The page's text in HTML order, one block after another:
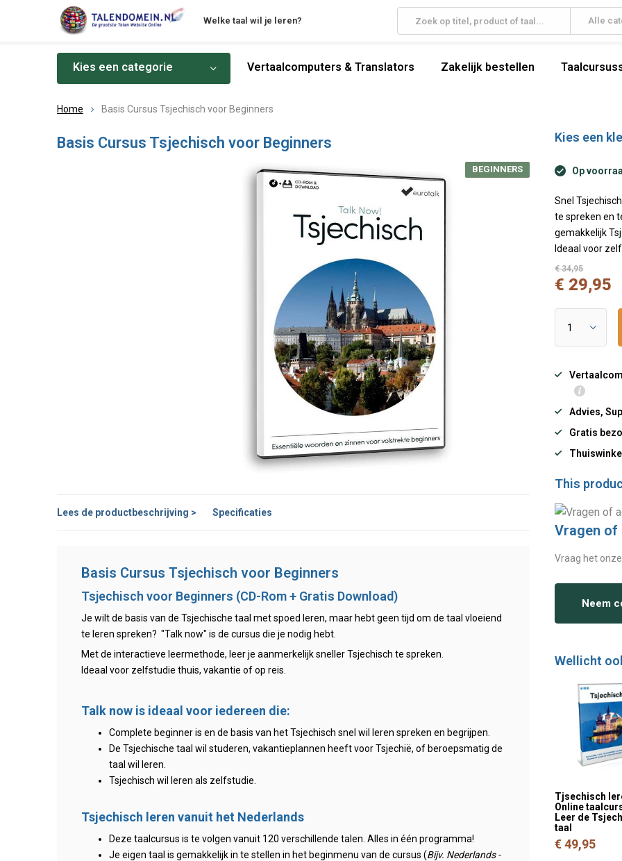
Welke taal wil je leren? Alle
Kies een categorie Vertaalcomputers & Translators Zakelijk bestellen
Home Basis Cursus Tsjechisch voor Beginners
Basis Cursus Tsjechisch voor Beginners
BEGINNERS
Kies een
Op
Snel
te spreken en
gemakkelijk
Ideaal voor
€ 34,95
€ 29,95
Advies,
Gratis
This
Lees de productbeschrijving > Specificaties
Basis Cursus Tsjechisch voor Beginners
Tsjechisch voor Beginners (CD-Rom + Gratis Download)
Je wilt de basis van de Tsjechische taal met spoed leren, maar hebt geen tijd om de taal vloeiend
te leren spreken? "Talk now" is de cursus die je nodig hebt.
Met de interactieve leermethode, leer je aanmerkelijk sneller Tsjechisch te spreken.
Ideaal voor zelfstudie thuis, vakantie of op reis.
Talk now is ideaal voor iedereen die:
Complete beginner is en de basis van het Tsjechisch snel wil leren spreken en begrijpen.
De Tsjechische taal wil studeren, vakantieplannen heeft voor Tsjechië, of beroepsmatig de
taal wil leren.
Tsjechisch wil leren als zelfstudie.
Tsjechisch leren vanuit het Nederlands
Deze taalcursus is te volgen vanuit 120 verschillende talen. Alles in één programma!
Je eigen taal is gemakkelijk in te stellen in het beginmenu van de cursus (Bijv. Nederlands -
Vragen of
Vraag het
Neem
Wellicht
Tjsechisch
Online
Leer de
taal
€ 49,95